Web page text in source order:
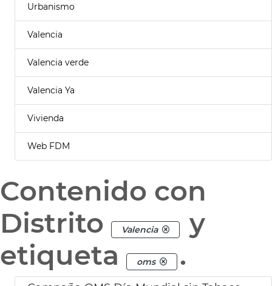
Urbanismo
Valencia
Valencia verde
Valencia Ya
Vivienda
Web FDM
Contenido con
Distrito
Valencia
y
etiqueta
oms .